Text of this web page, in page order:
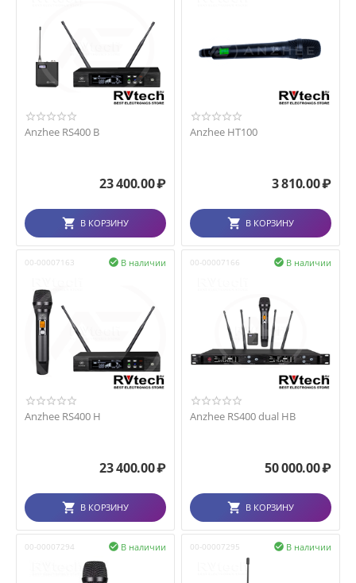
Anzhee RS400 B
23 400.00₽
В КОРЗИНУ
Anzhee HT100
3 810.00₽
В КОРЗИНУ
00-00007163 В наличии

Anzhee RS400 H
23 400.00₽
В КОРЗИНУ
00-00007166 В наличии

Anzhee RS400 dual HB
50 000.00₽
В КОРЗИНУ
00-00007294 В наличии
 00-00007295 В наличии
